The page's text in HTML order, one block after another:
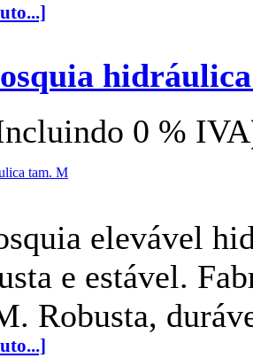
0 %
elevável
e estável.
Robusta,